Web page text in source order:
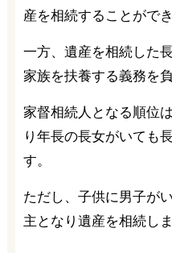
産を相続することができ
一方、遺産を相続した
家族を扶養する義務を負
家督相続人となる順位
り年長の長女がいても
す。
ただし、子供に男子が
主となり遺産を相続しま